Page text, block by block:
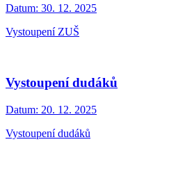
Datum: 30. 12. 2025
Vystoupení ZUŠ
Vystoupení dudáků
Datum: 20. 12. 2025
Vystoupení dudáků